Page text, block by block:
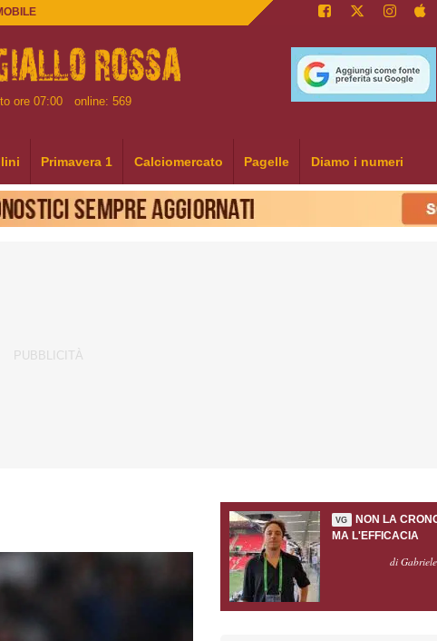
ore 07:00 online: 569
Primavera 1 Calciomercato Pagelle Diamo i numeri
VG
NON LA
MA L'EFFICACIA
di